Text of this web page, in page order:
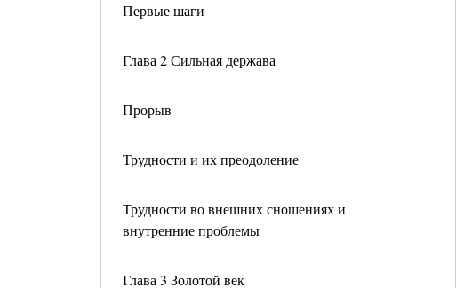
Первые шаги
Глава 2 Сильная держава
Прорыв
Трудности и их преодоление
Трудности во внешних сношениях и
внутренние проблемы
Глава 3 Золотой век